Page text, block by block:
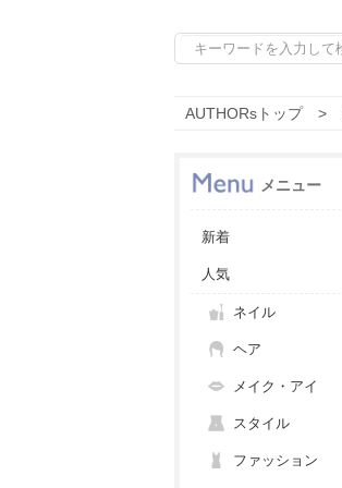
AUTHORsトップ
メニュー
新着
人気
ネイル
ヘア
メイク・アイ
スタイル
ファッション